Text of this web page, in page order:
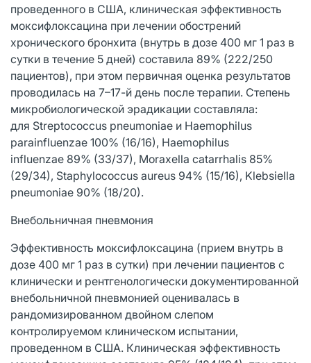
проведенного в США, клиническая эффективность
моксифлоксацина при лечении обострений
хронического бронхита (внутрь в дозе 400 мг 1 раз в
сутки в течение 5 дней) составила 89% (222/250
пациентов), при этом первичная оценка результатов
проводилась на 7–17-й день после терапии. Степень
микробиологической эрадикации составляла:
для Streptococcus pneumoniae и Haemophilus
parainfluenzae 100% (16/16), Haemophilus
influenzae 89% (33/37), Moraxella catarrhalis 85%
(29/34), Staphylococcus aureus 94% (15/16), Klebsiella
pneumoniae 90% (18/20).
Внебольничная пневмония
Эффективность моксифлоксацина (прием внутрь в
дозе 400 мг 1 раз в сутки) при лечении пациентов с
клинически и рентгенологически документированной
внебольничной пневмонией оценивалась в
рандомизированном двойном слепом
контролируемом клиническом испытании,
проведенном в США. Клиническая эффективность